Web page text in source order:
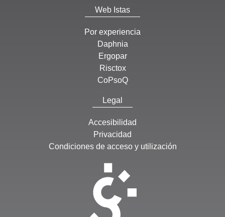
Web Istas
Por experiencia
Daphnia
Ergopar
Risctox
CoPsoQ
Legal
Accesibilidad
Privacidad
Condiciones de acceso y utilización